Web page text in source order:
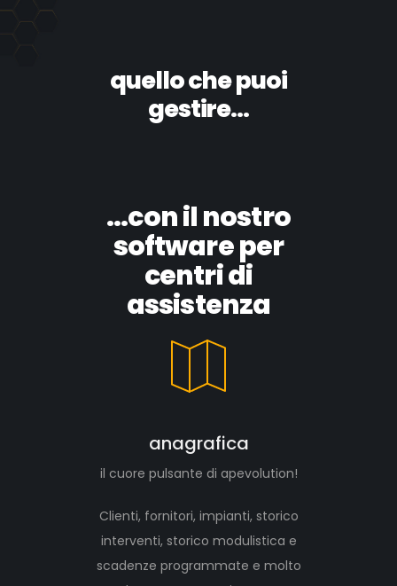
quello che puoi
gestire...
...con il nostro
software per
centri di
assistenza
anagrafica
il cuore pulsante di apevolution!
Clienti, fornitori, impianti, storico
interventi, storico modulistica e
scadenze programmate e molto